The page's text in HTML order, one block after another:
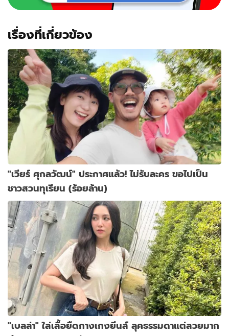
เรื่องที่เกี่ยวข้อง
"เวียร์ ศุกลวัฒน์" ประกาศแล้ว! ไม่รับละคร ขอไปเป็น
ชาวสวนทุเรียน (ร้อยล้าน)
"เบลล่า" ใส่เสื้อยืดกางเกงยีนส์ ลุคธรรมดาแต่สวยมาก